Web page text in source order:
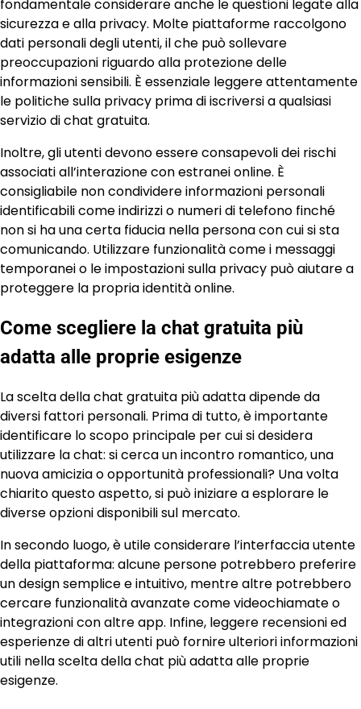
fondamentale considerare anche le questioni legate alla
sicurezza e alla privacy. Molte piattaforme raccolgono
dati personali degli utenti, il che può sollevare
preoccupazioni riguardo alla protezione delle
informazioni sensibili. È essenziale leggere attentamente
le politiche sulla privacy prima di iscriversi a qualsiasi
servizio di chat gratuita.
Inoltre, gli utenti devono essere consapevoli dei rischi
associati all’interazione con estranei online. È
consigliabile non condividere informazioni personali
identificabili come indirizzi o numeri di telefono finché
non si ha una certa fiducia nella persona con cui si sta
comunicando. Utilizzare funzionalità come i messaggi
temporanei o le impostazioni sulla privacy può aiutare a
proteggere la propria identità online.
Come scegliere la chat gratuita più
adatta alle proprie esigenze
La scelta della chat gratuita più adatta dipende da
diversi fattori personali. Prima di tutto, è importante
identificare lo scopo principale per cui si desidera
utilizzare la chat: si cerca un incontro romantico, una
nuova amicizia o opportunità professionali? Una volta
chiarito questo aspetto, si può iniziare a esplorare le
diverse opzioni disponibili sul mercato.
In secondo luogo, è utile considerare l’interfaccia utente
della piattaforma: alcune persone potrebbero preferire
un design semplice e intuitivo, mentre altre potrebbero
cercare funzionalità avanzate come videochiamate o
integrazioni con altre app. Infine, leggere recensioni ed
esperienze di altri utenti può fornire ulteriori informazioni
utili nella scelta della chat più adatta alle proprie
esigenze.